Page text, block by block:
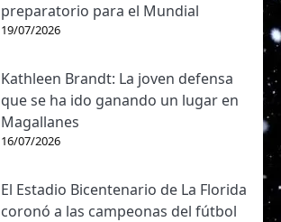
preparatorio para el Mundial
19/07/2026
Kathleen Brandt: La joven defensa
que se ha ido ganando un lugar en
Magallanes
16/07/2026
El Estadio Bicentenario de La Florida
coronó a las campeonas del fútbol